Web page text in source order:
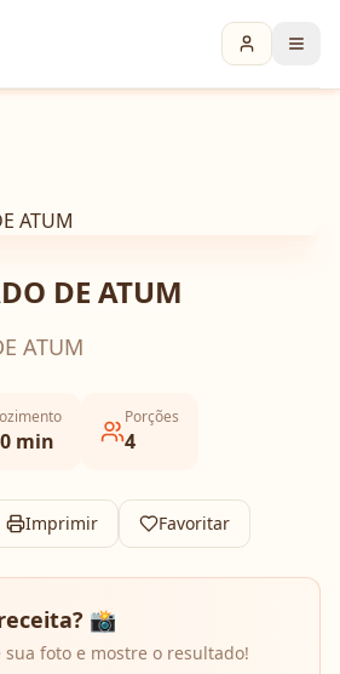
DE ATUM
ATUM
min
Porções
4
Imprimir Favoritar
📸
foto e mostre o resultado!